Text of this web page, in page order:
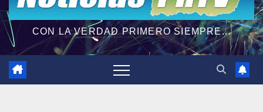
CON LA VERDAD PRIMERO SIEMPRE...